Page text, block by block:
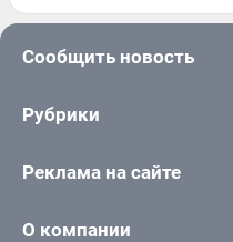
Сообщить новость
Рубрики
Реклама на сайте
О компании